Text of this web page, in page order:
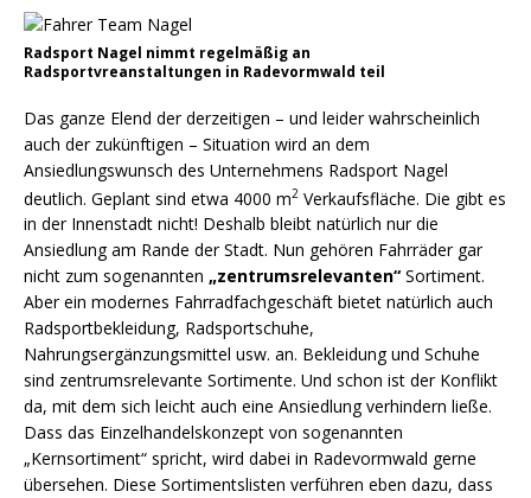
Radsport Nagel nimmt regelmäßig an
Radsportvreanstaltungen in Radevormwald teil
Das ganze Elend der derzeitigen – und leider wahrscheinlich
auch der zukünftigen – Situation wird an dem
Ansiedlungswunsch des Unternehmens Radsport Nagel
deutlich. Geplant sind etwa 4000 m2 Verkaufsfläche. Die gibt es
in der Innenstadt nicht! Deshalb bleibt natürlich nur die
Ansiedlung am Rande der Stadt. Nun gehören Fahrräder gar
nicht zum sogenannten „zentrumsrelevanten“ Sortiment.
Aber ein modernes Fahrradfachgeschäft bietet natürlich auch
Radsportbekleidung, Radsportschuhe,
Nahrungsergänzungsmittel usw. an. Bekleidung und Schuhe
sind zentrumsrelevante Sortimente. Und schon ist der Konflikt
da, mit dem sich leicht auch eine Ansiedlung verhindern ließe.
Dass das Einzelhandelskonzept von sogenannten
„Kernsortiment“ spricht, wird dabei in Radevormwald gerne
übersehen. Diese Sortimentslisten verführen eben dazu, dass